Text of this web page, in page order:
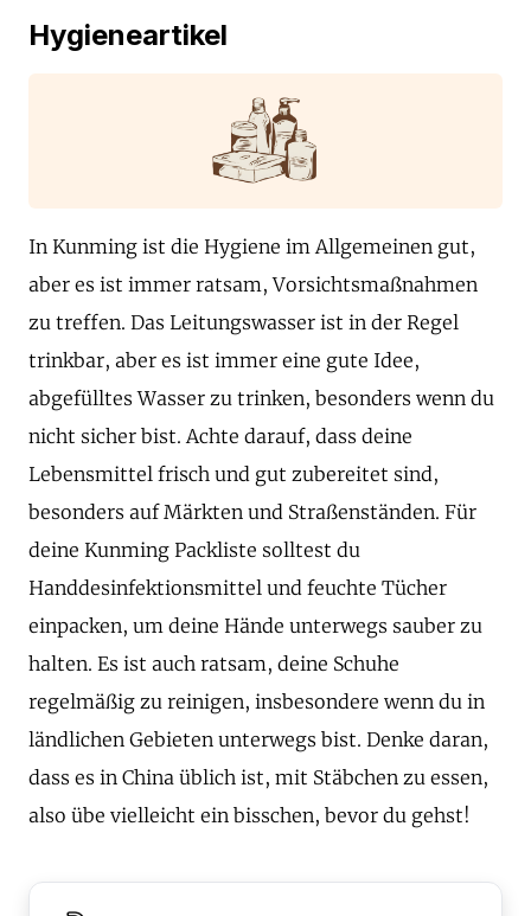
Hygieneartikel
In Kunming ist die Hygiene im Allgemeinen gut,
aber es ist immer ratsam, Vorsichtsmaßnahmen
zu treffen. Das Leitungswasser ist in der Regel
trinkbar, aber es ist immer eine gute Idee,
abgefülltes Wasser zu trinken, besonders wenn du
nicht sicher bist. Achte darauf, dass deine
Lebensmittel frisch und gut zubereitet sind,
besonders auf Märkten und Straßenständen. Für
deine Kunming Packliste solltest du
Handdesinfektionsmittel und feuchte Tücher
einpacken, um deine Hände unterwegs sauber zu
halten. Es ist auch ratsam, deine Schuhe
regelmäßig zu reinigen, insbesondere wenn du in
ländlichen Gebieten unterwegs bist. Denke daran,
dass es in China üblich ist, mit Stäbchen zu essen,
also übe vielleicht ein bisschen, bevor du gehst!